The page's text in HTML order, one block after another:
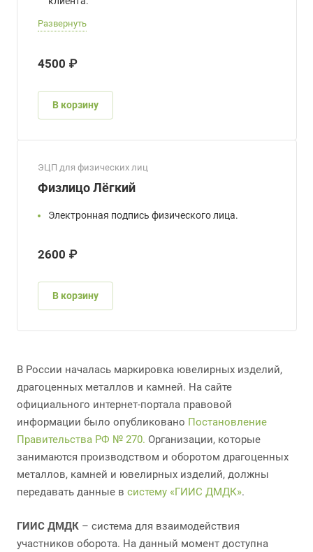
Развернуть
4500 ₽
В корзину
ЭЦП для физических лиц
Физлицо Лёгкий
Электронная подпись физического лица.
2600 ₽
В корзину
В России началась маркировка ювелирных изделий,
драгоценных металлов и камней. На сайте
официального интернет-портала правовой
информации было опубликовано Постановление
Правительства РФ № 270. Организации, которые
занимаются производством и оборотом драгоценных
металлов, камней и ювелирных изделий, должны
передавать данные в систему «ГИИС ДМДК».
ГИИС ДМДК – система для взаимодействия
участников оборота. На данный момент доступна